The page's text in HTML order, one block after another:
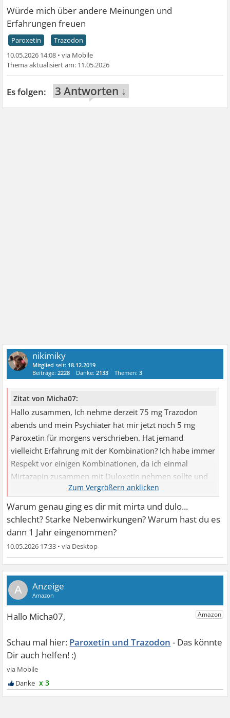
Würde mich über andere Meinungen und
Erfahrungen freuen
Paroxetin
Trazodon
10.05.2026 14:08 •
11.05.2026
3 Antworten ↓
nikimiky
Mitglied seit: 18.12.2019
Beiträge:2228 Danke:2133 Themen:3
Zitat von Micha07:
Hallo zusammen, Ich nehme derzeit 75 mg Trazodon
abends und mein Psychiater hat mir jetzt noch 5 mg
Paroxetin für morgens verschrieben. Hat jemand
vielleicht Erfahrung mit der Kombination? Ich habe immer
Respekt vor einigen Kombinationen, da ich einmal
Mirtazapin zusammen mit Duloxetin nehmen sollte und
Warum genau ging es dir mit mirta und dulo...
schlecht? Starke Nebenwirkungen? Warum hast du es
dann 1 Jahr eingenommen?
10.05.2026 17:33 •
A
Paroxetin und Trazodon
x 3